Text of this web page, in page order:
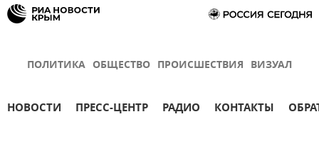
ПОЛИТИКА ОБЩЕСТВО ПРОИСШЕСТВИЯ ВИЗУАЛ
НОВОСТИ ПРЕСС-ЦЕНТР РАДИО КОНТАКТЫ